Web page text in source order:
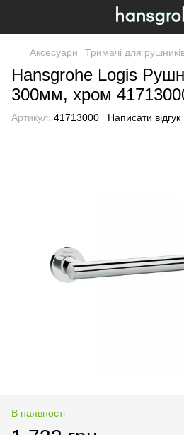
Аксесуари Тримачі для
Hansgrohe Logis
300мм, хром
Артикул: 41713000 Написати відгук
В наявності